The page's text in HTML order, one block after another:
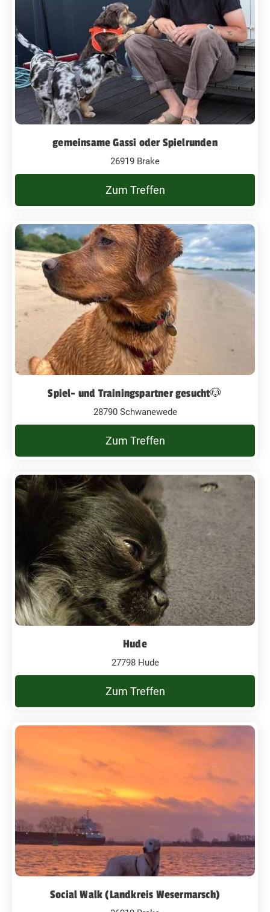
gemeinsame Gassi oder Spielrunden
26919 Brake
Zum Treffen
Spiel- und Trainingspartner gesucht🐶
28790 Schwanewede
Zum Treffen
Hude
27798 Hude
Zum Treffen
Social Walk (Landkreis Wesermarsch)